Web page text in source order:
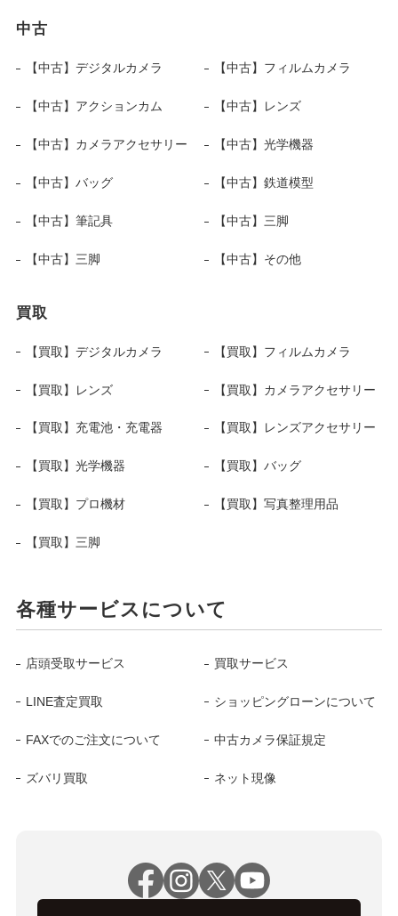
中古
【中古】デジタルカメラ 【中古】フィルムカメラ
【中古】アクションカム 【中古】レンズ
【中古】カメラアクセサリー 【中古】光学機器
【中古】バッグ 【中古】鉄道模型
【中古】筆記具 【中古】三脚
【中古】三脚 【中古】その他
買取
【買取】デジタルカメラ 【買取】フィルムカメラ
【買取】レンズ 【買取】カメラアクセサリー
【買取】充電池・充電器 【買取】レンズアクセサリー
【買取】光学機器 【買取】バッグ
【買取】プロ機材 【買取】写真整理用品
【買取】三脚
各種サービスについて
店頭受取サービス 買取サービス
LINE査定買取 ショッピングローンについて
FAXでのご注文について 中古カメラ保証規定
ズバリ買取 ネット現像